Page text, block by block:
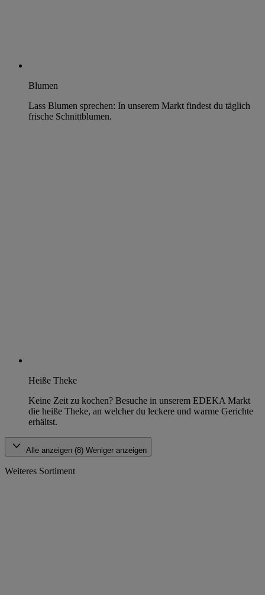
Blumen
Lass Blumen sprechen: In unserem Markt findest du täglich
frische Schnittblumen.
Heiße Theke
Keine Zeit zu kochen? Besuche in unserem EDEKA Markt
die heiße Theke, an welcher du leckere und warme Gerichte
erhältst.
Alle anzeigen (8) Weniger anzeigen
Weiteres Sortiment